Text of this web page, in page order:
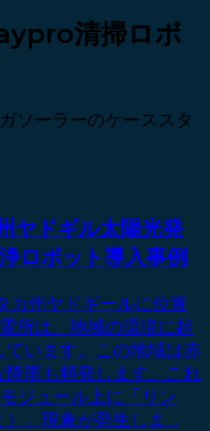
清掃ロボ
ソーラーのケーススタ
ヤドギル太陽光発
ロボット導入事例
カ州ヤドギールに位置
所は、地域の環境に起
います。この地域は赤
雨も頻発します。これ
ジュール上に「リン
）」現象が発生しま…